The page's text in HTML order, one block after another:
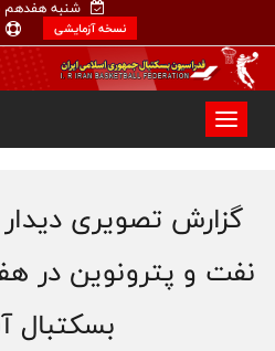
شنبه هفدهم
نسخه آزمایشی
گزارش تصویری
نفت و پترونوین در
بسكتبال